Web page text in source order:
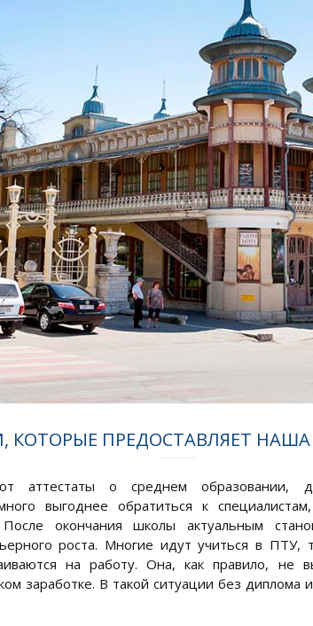
КОТОРЫЕ ПРЕДОСТАВЛЯЕТ
аттестаты о среднем образовании,
выгоднее обратиться к
окончания школы актуальным
роста. Многие идут учиться в ПТУ,
на работу. Она, как правило, не
заработке. В такой ситуации без диплома